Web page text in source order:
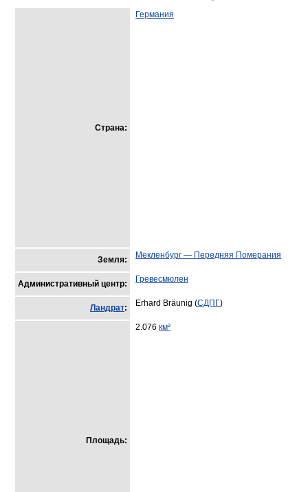
Страна:
Германия
Земля: Мекленбург — Передняя Померания
Административный центр: Гревесмюлен
Ландрат: Erhard Bräunig (СДПГ)
Площадь:
2.076км²